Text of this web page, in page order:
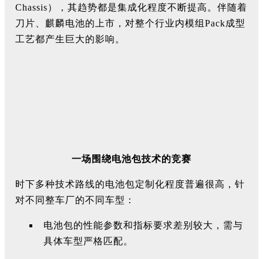
Chassis），其趋势都是集成化程度不断提高。伴随着
刀片、麒麟电池的上市，对整个行业内模组Pack成型
工艺都产生巨大的影响。
一场围绕电池包技术的竞赛
时下多种技术路线的电池包定制化程度普遍很高，针
对不同整车厂的不同车型：
电池包的性能参数和指标要求差别较大，需与
具体车型严格匹配。